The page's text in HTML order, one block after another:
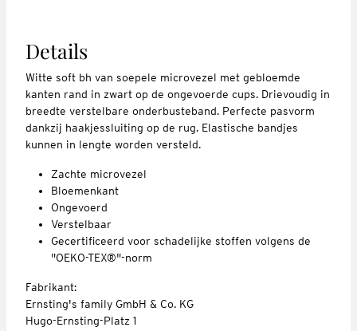
Details
Witte soft bh van soepele microvezel met gebloemde
kanten rand in zwart op de ongevoerde cups. Drievoudig in
breedte verstelbare onderbusteband. Perfecte pasvorm
dankzij haakjessluiting op de rug. Elastische bandjes
kunnen in lengte worden versteld.
Zachte microvezel
Bloemenkant
Ongevoerd
Verstelbaar
Gecertificeerd voor schadelijke stoffen volgens de
"OEKO-TEX®"-norm
Fabrikant:
Ernsting's family GmbH & Co. KG
Hugo-Ernsting-Platz 1